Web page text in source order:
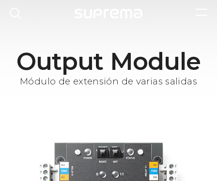
Output Module
Módulo de extensión de varias salidas